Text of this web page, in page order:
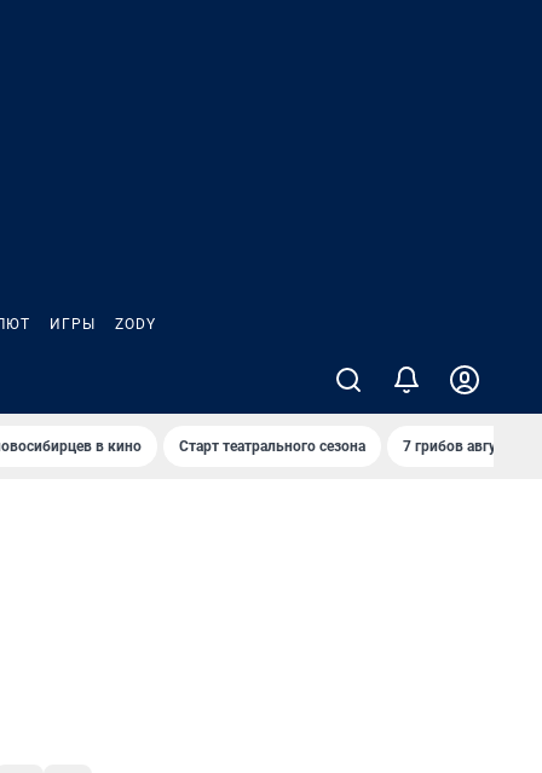
ИГРЫ ZODY
в кино Старт театрального сезона 7 грибов августа